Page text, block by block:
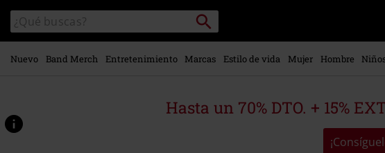
contenido
principal
Buscar
en
el
catálogo
Buscar
Nuevo Band Merch Entretenimiento Marcas Estilo de vida Mujer Hombre
Hasta un 70% DTO. + 15%